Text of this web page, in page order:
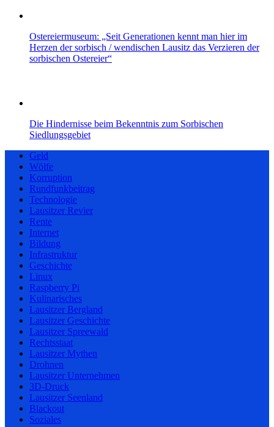
Ostereiermuseum: „Seit Generationen kennt man hier im
Herzen der sorbisch / wendischen Lausitz das Verzieren der
sorbischen Ostereier“
Die Hindernisse beim Bekenntnis zum Sorbischen
Siedlungsgebiet
Geld
Wölfe
Korruption
Rundfunkbeitrag
Technologie
Lausitzer Revier
Rente
Internet
Bildung
Infrastruktur
Geschichte
Linux
Raspberry Pi
Kulinarisches
Lausitzer Bergland
Lausitzer Geschichte
Lausitzer Spreewald
Rechtsstaat
Lausitzer Mythen
Drohnen
Lausitzer Unternehmen
3D-Druck
Lausitzer Seenland
Blackout
Soziales